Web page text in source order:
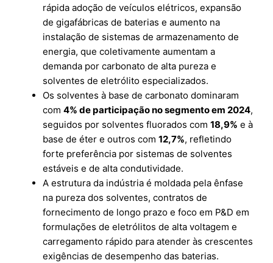
rápida adoção de veículos elétricos, expansão
de gigafábricas de baterias e aumento na
instalação de sistemas de armazenamento de
energia, que coletivamente aumentam a
demanda por carbonato de alta pureza e
solventes de eletrólito especializados.
Os solventes à base de carbonato dominaram
com4% de participação no segmento em 2024,
seguidos por solventes fluorados com18,9% e à
base de éter e outros com12,7%, refletindo
forte preferência por sistemas de solventes
estáveis e de alta condutividade.
A estrutura da indústria é moldada pela ênfase
na pureza dos solventes, contratos de
fornecimento de longo prazo e foco em P&D em
formulações de eletrólitos de alta voltagem e
carregamento rápido para atender às crescentes
exigências de desempenho das baterias.